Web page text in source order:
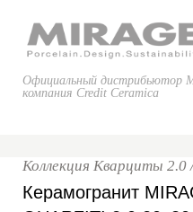
Официальный дистрибьютор
компания Credit Ceramica
Коллекция Кварциты 2.0
Керамогранит